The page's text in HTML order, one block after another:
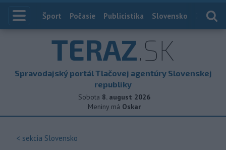
Index
Šport Počasie Publicistika Slovensko
TERAZ.SK
Spravodajský portál Tlačovej agentúry Slovenskej
republiky
Sobota 8. august 2026
Meniny má Oskar
< sekcia Slovensko